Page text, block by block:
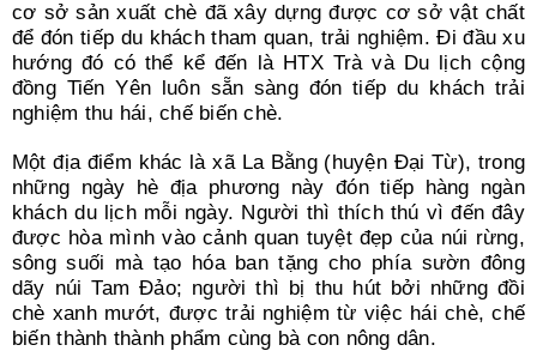
cơ sở sản xuất chè đã xây dựng được cơ sở vật chất
để đón tiếp du khách tham quan, trải nghiệm. Đi đầu xu
hướng đó có thể kể đến là HTX Trà và Du lịch cộng
đồng Tiến Yên luôn sẵn sàng đón tiếp du khách trải
nghiệm thu hái, chế biến chè.
Một địa điểm khác là xã La Bằng (huyện Đại Từ), trong
những ngày hè địa phương này đón tiếp hàng ngàn
khách du lịch mỗi ngày. Người thì thích thú vì đến đây
được hòa mình vào cảnh quan tuyệt đẹp của núi rừng,
sông suối mà tạo hóa ban tặng cho phía sườn đông
dãy núi Tam Đảo; người thì bị thu hút bởi những đồi
chè xanh mướt, được trải nghiệm từ việc hái chè, chế
biến thành thành phẩm cùng bà con nông dân.